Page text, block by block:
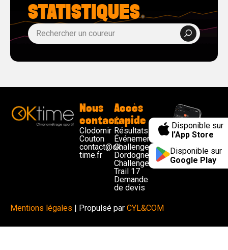
STATISTIQUES
Nous
contacter
Clodomir
Couton
contact@ok-
time.fr
Accès
rapide
Résultats
Événements
Challenge
Dordogne
Challenge
Trail 17
Demande
de devis
Disponible sur
l’App Store
Disponible sur
Google Play
Mentions légales | Propulsé par CYL&COM